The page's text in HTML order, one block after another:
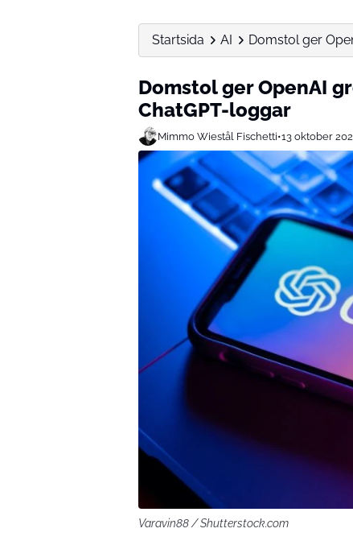
Startsida AI Domstol ger
Domstol ger OpenAI
ChatGPT-loggar
Mimmo Wiestål Fischetti•13 oktober
Varavin88 / Shutterstock.com